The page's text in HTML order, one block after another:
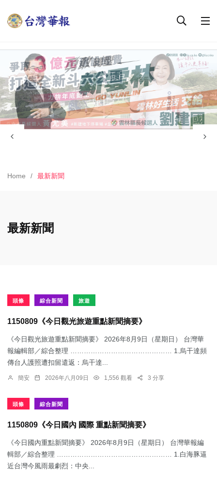
Home 最新新聞
最新新聞
頭條 綜合新聞 旅遊
1150809《今日觀光旅遊重點新聞摘要》
《今日觀光旅遊重點新聞摘要》 2026年8月9日（星期日） 台灣華
報編輯部／綜合整理 ……………………………………… 1.烏干達頻
傳台人護照遭扣留遣返：​烏干達...
簡安 2026年八月09日 1,556 觀看 3 分享
頭條 綜合新聞
1150809《今日國內 國際 重點新聞摘要》
《今日國內重點新聞摘要》 2026年8月9日（星期日） 台灣華報編
輯部／綜合整理 …………………………………………… 1.白海豚逼
近台灣今風雨最劇烈：中央...